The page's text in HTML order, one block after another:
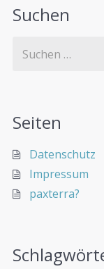
Suchen
Seiten
Datenschutz
Impressum
paxterra?